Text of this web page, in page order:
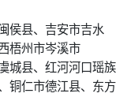
侯县、吉安市吉水
梧州市岑溪市
城县、红河河口瑶族
铜仁市德江县、东方